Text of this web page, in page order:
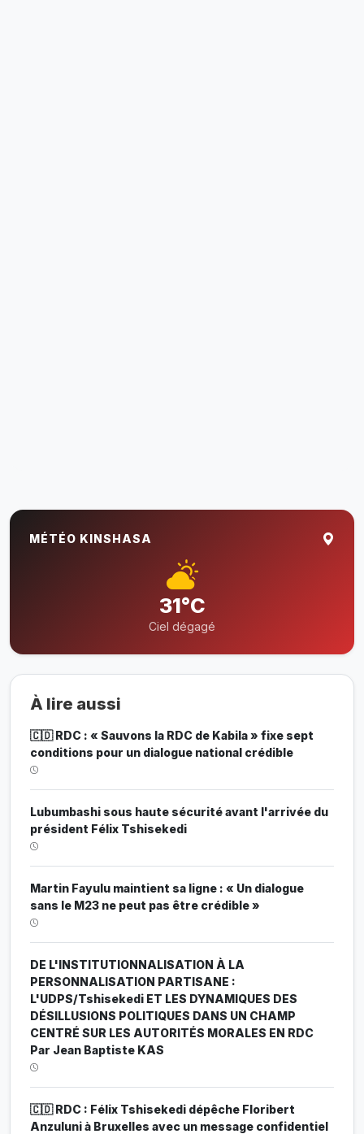
MÉTÉO KINSHASA
31°C
Ciel dégagé
À lire aussi
🇨🇩 RDC : « Sauvons la RDC de Kabila » fixe sept
conditions pour un dialogue national crédible
Lubumbashi sous haute sécurité avant l'arrivée du
président Félix Tshisekedi
Martin Fayulu maintient sa ligne : « Un dialogue
sans le M23 ne peut pas être crédible »
DE L'INSTITUTIONNALISATION À LA
PERSONNALISATION PARTISANE :
L'UDPS/Tshisekedi ET LES DYNAMIQUES DES
DÉSILLUSIONS POLITIQUES DANS UN CHAMP
CENTRÉ SUR LES AUTORITÉS MORALES EN RDC
Par Jean Baptiste KAS
🇨🇩 RDC : Félix Tshisekedi dépêche Floribert
Anzuluni à Bruxelles avec un message confidentiel